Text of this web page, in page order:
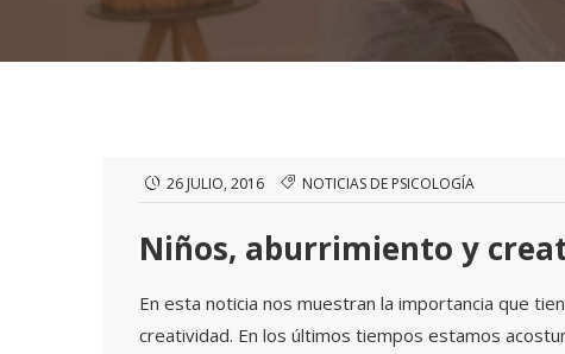
26 JULIO, 2016 NOTICIAS DE PSICOLOGÍA
Niños, aburrimiento y
En esta noticia nos muestran la importancia que
creatividad. En los últimos tiempos estamos